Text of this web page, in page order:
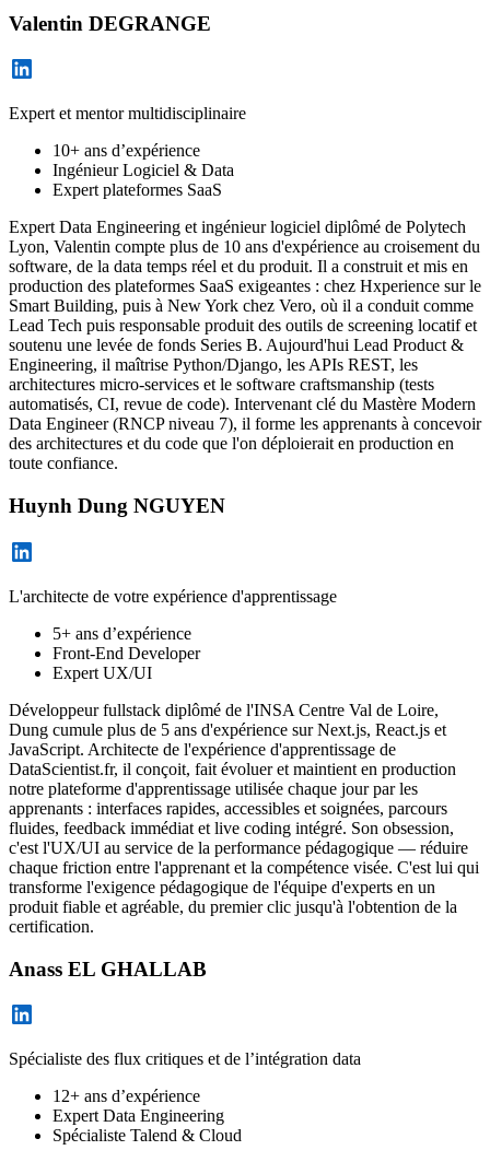
Valentin DEGRANGE
Expert et mentor multidisciplinaire
10+ ans d’expérience
Ingénieur Logiciel & Data
Expert plateformes SaaS
Expert Data Engineering et ingénieur logiciel diplômé de Polytech
Lyon, Valentin compte plus de 10 ans d'expérience au croisement du
software, de la data temps réel et du produit. Il a construit et mis en
production des plateformes SaaS exigeantes : chez Hxperience sur le
Smart Building, puis à New York chez Vero, où il a conduit comme
Lead Tech puis responsable produit des outils de screening locatif et
soutenu une levée de fonds Series B. Aujourd'hui Lead Product &
Engineering, il maîtrise Python/Django, les APIs REST, les
architectures micro-services et le software craftsmanship (tests
automatisés, CI, revue de code). Intervenant clé du Mastère Modern
Data Engineer (RNCP niveau 7), il forme les apprenants à concevoir
des architectures et du code que l'on déploierait en production en
toute confiance.
Huynh Dung NGUYEN
L'architecte de votre expérience d'apprentissage
5+ ans d’expérience
Front-End Developer
Expert UX/UI
Développeur fullstack diplômé de l'INSA Centre Val de Loire,
Dung cumule plus de 5 ans d'expérience sur Next.js, React.js et
JavaScript. Architecte de l'expérience d'apprentissage de
DataScientist.fr, il conçoit, fait évoluer et maintient en production
notre plateforme d'apprentissage utilisée chaque jour par les
apprenants : interfaces rapides, accessibles et soignées, parcours
fluides, feedback immédiat et live coding intégré. Son obsession,
c'est l'UX/UI au service de la performance pédagogique — réduire
chaque friction entre l'apprenant et la compétence visée. C'est lui qui
transforme l'exigence pédagogique de l'équipe d'experts en un
produit fiable et agréable, du premier clic jusqu'à l'obtention de la
certification.
Anass EL GHALLAB
Spécialiste des flux critiques et de l’intégration data
12+ ans d’expérience
Expert Data Engineering
Spécialiste Talend & Cloud